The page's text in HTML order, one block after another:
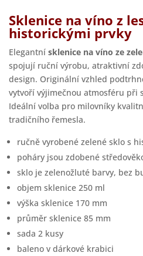
Sklenice na víno z
historickými prvky
Elegantnísklenice na víno ze
spojují ruční výrobu, atraktivní
design. Originální vzhled
vytvoří výjimečnou atmosféru při
Ideální volba pro milovníky
tradičního řemesla.
ručně vyrobené zelené sklo s
poháry jsou zdobené
sklo je zelenožluté barvy, bez
objem sklenice 250 ml
výška sklenice 170 mm
průměr sklenice 85 mm
sada 2 kusy
baleno v dárkové krabici